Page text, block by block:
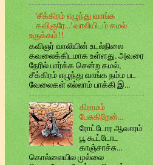
'சீக்கிரம் எழுந்து வாங்க
கவிஞரே...' வாலியிடம் கமல்
உருக்கம்!!
கவிஞர் வாலியின் உடல்நிலை
கவலைக்கிடமாக உள்ளது. அவரை
நேரில் பார்க்க சென்ற கமல்,
சீக்கிரம் எழுந்து வாங்க நம்ம பட
வேலைகள் எல்லாம் பாக்கி இ...
கிராமம்
பேசுகிறேன்...
ரோட்டோர ஆவாரம்
பூ கூட்டோட
காஞ்சாச்சு...
கொல்லையில முல்லை